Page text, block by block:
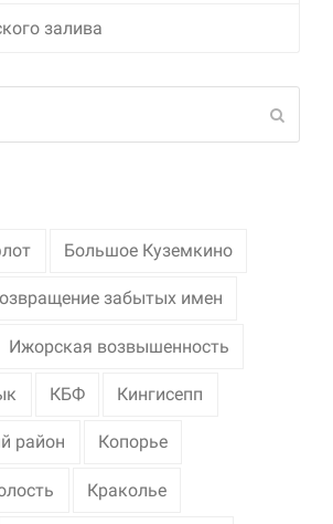
залива
Большое Куземкино
забытых имен
Ижорская возвышенность
КБФ Кингисепп
район Копорье
Краколье
предложения.